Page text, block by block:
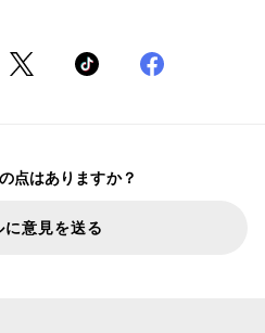
点はありますか？
に意見を送る